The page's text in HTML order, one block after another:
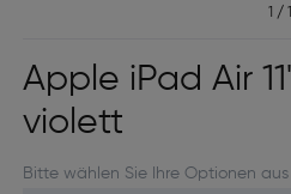
1 /
Apple iPad Air
violett
Bitte wählen Sie Ihre Optionen aus